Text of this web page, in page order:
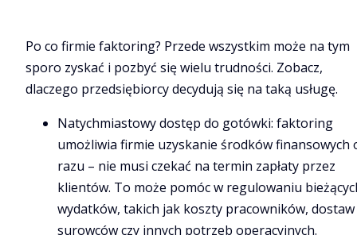
Po co firmie faktoring? Przede wszystkim może na tym
sporo zyskać i pozbyć się wielu trudności. Zobacz,
dlaczego przedsiębiorcy decydują się na taką usługę.
Natychmiastowy dostęp do gotówki: faktoring
umożliwia firmie uzyskanie środków finansowych
razu – nie musi czekać na termin zapłaty przez
klientów. To może pomóc w regulowaniu
wydatków, takich jak koszty pracowników, dostaw
surowców czy innych potrzeb operacyjnych.